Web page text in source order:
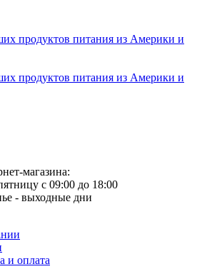
продуктов питания из Америки и
продуктов питания из Америки и
магазина:
с 09:00 до 18:00
- выходные дни
и оплата